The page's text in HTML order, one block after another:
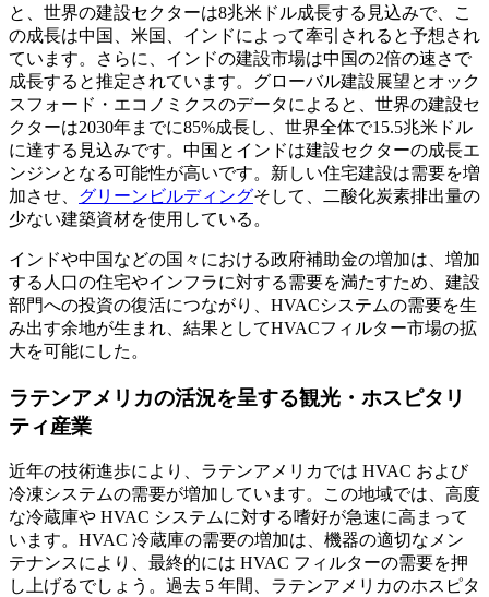
と、世界の建設セクターは8兆米ドル成長する見込みで、こ
の成長は中国、米国、インドによって牽引されると予想され
ています。さらに、インドの建設市場は中国の2倍の速さで
成長すると推定されています。グローバル建設展望とオック
スフォード・エコノミクスのデータによると、世界の建設セ
クターは2030年までに85%成長し、世界全体で15.5兆米ドル
に達する見込みです。中国とインドは建設セクターの成長エ
ンジンとなる可能性が高いです。新しい住宅建設は需要を増
加させ、 グリーンビルディングそして、二酸化炭素排出量の
少ない建築資材を使用している。
インドや中国などの国々における政府補助金の増加は、増加
する人口の住宅やインフラに対する需要を満たすため、建設
部門への投資の復活につながり、HVACシステムの需要を生
み出す余地が生まれ、結果としてHVACフィルター市場の拡
大を可能にした。
ラテンアメリカの活況を呈する観光・ホスピタリ
ティ産業
近年の技術進歩により、ラテンアメリカでは HVAC および
冷凍システムの需要が増加しています。この地域では、高度
な冷蔵庫や HVAC システムに対する嗜好が急速に高まって
います。HVAC 冷蔵庫の需要の増加は、機器の適切なメン
テナンスにより、最終的には HVAC フィルターの需要を押
し上げるでしょう。過去 5 年間、ラテンアメリカのホスピタ